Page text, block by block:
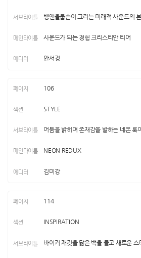
뱅앤올룹슨이 그리는 미래적 사운드의
사운드가 되는 경험 크리스티안 티어
안서경
106
STYLE
어둠을 밝히며 존재감을 발하는 네온 룩
NEON REDUX
김미강
114
INSPIRATION
바이커 재킷을 닮은 백을 들고 새로운